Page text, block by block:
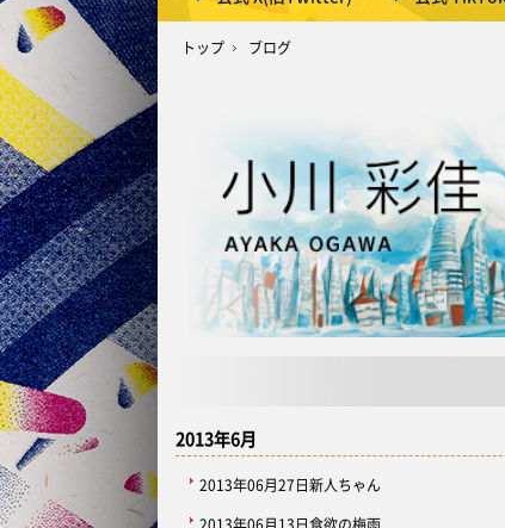
トップ ブログ
2013年6月
2013年06月27日 新人ちゃん
2013年06月13日 食欲の梅雨